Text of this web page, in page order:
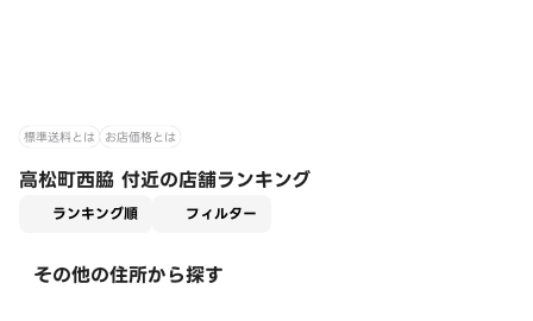
標準送料とは お店価格とは
高松町西脇 付近の店舗ランキング
ランキング順 フィルター
その他の住所から探す